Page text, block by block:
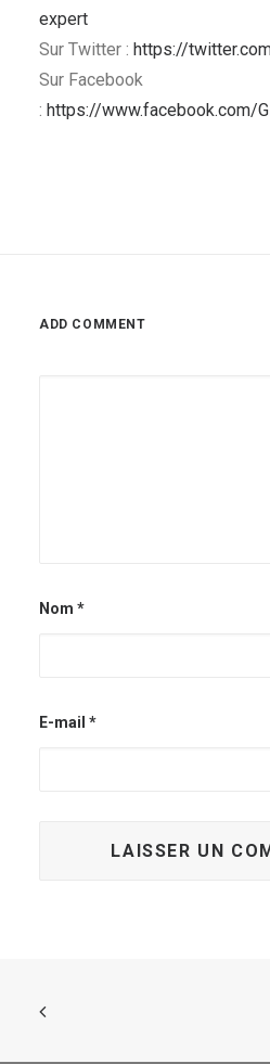
expert
Sur Twitter : https://
Sur Facebook
: https://www.facebook.com/
ADD COMMENT
Nom *
E-mail *